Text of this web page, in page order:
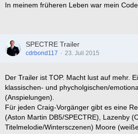
In meinem früheren Leben war mein
SPECTRE Trailer
cdrbond117 23. Juli 2015
Der Trailer ist TOP. Macht lust auf mehr.
klassischen- und phycholgischen/
(Anspielungen).
Für jeden Craig-Vorgänger gibt es eine
(Aston Martin DB5/SPECTRE), Lazenby
Titelmelodie/Wintersczenen) Moore